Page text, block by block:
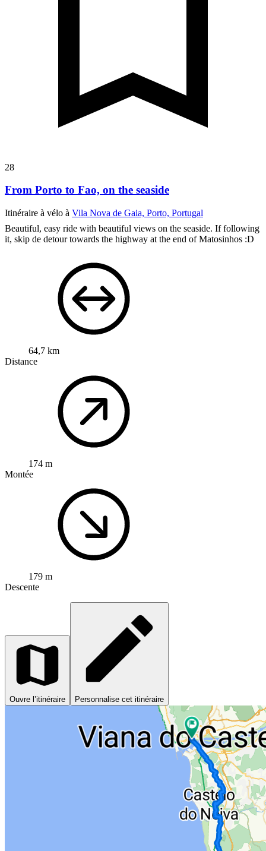
28
From Porto to Fao, on the seaside
Itinéraire à vélo à Vila Nova de Gaia, Porto, Portugal
Beautiful, easy ride with beautiful views on the seaside. If following
it, skip de detour towards the highway at the end of Matosinhos :D
64,7 km
Distance
174 m
Montée
179 m
Descente
Ouvre l’itinéraire Personnalise cet itinéraire